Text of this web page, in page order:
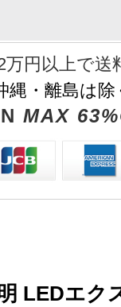
円以上で送
縄・離島は
MAX
LEDエク